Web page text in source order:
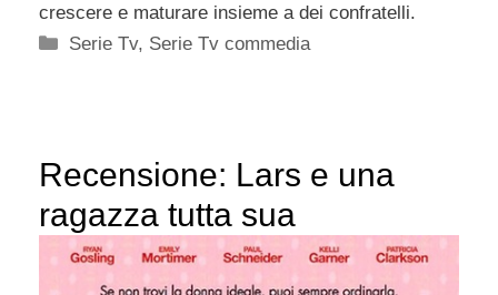
crescere e maturare insieme a dei confratelli.
Categorie
Serie Tv, Serie Tv commedia
Recensione: Lars e una
ragazza tutta sua